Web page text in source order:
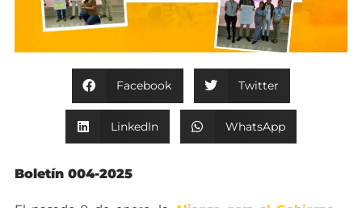
Facebook Twitter
LinkedIn WhatsApp
Boletín 004-2025